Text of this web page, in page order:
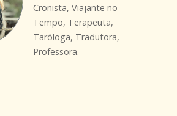
Cronista, Viajante no
Tempo, Terapeuta,
Taróloga, Tradutora,
Professora.